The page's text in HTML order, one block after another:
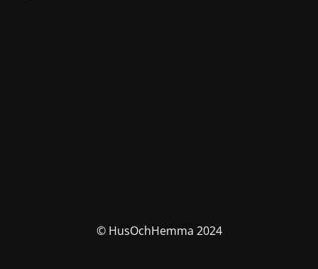
© HusOchHemma 2024